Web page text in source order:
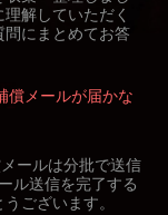
解していただく
にまとめてお答
償メールが届かな
ールは分批で送信
ル送信を完了する
ございます。